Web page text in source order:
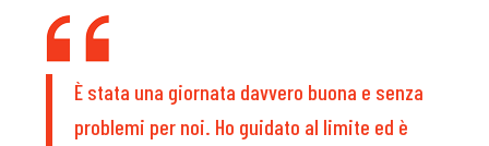
È stata una giornata davvero buona e senza
problemi per noi. Ho guidato al limite ed è